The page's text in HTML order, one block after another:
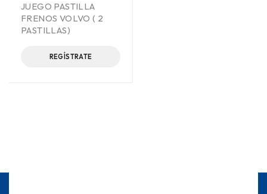
JUEGO PASTILLA
FRENOS VOLVO ( 2
PASTILLAS)
REGÍSTRATE